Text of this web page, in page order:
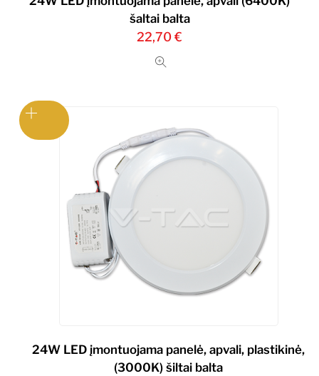
šaltai balta
22,70€
24W LED įmontuojama panelė, apvali, plastikinė,
(3000K) šiltai balta